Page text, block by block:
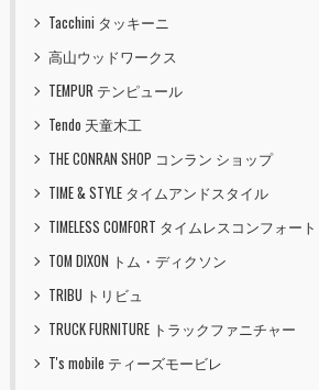
Tacchini タッキーニ
高山ウッドワークス
TEMPUR テンピュール
Tendo 天童木工
THE CONRAN SHOP コンラン ショップ
TIME & STYLE タイムアンドスタイル
TIMELESS COMFORT タイムレスコンフォート
TOM DIXON トム・ディクソン
TRIBU トリビュ
TRUCK FURNITURE トラックファニチャー
T's mobile ティーズモービレ